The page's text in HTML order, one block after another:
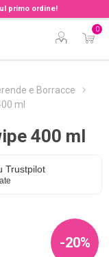
primo ordine!
0
e Borracce
ml
400 ml
Trustpilot
-20%